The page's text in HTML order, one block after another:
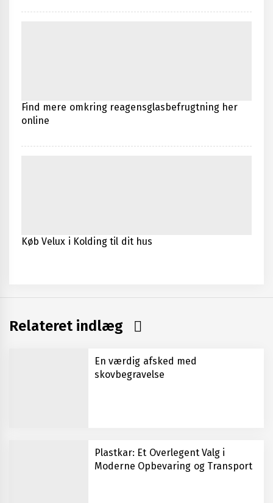
Find mere omkring reagensglasbefrugtning her
online
Køb Velux i Kolding til dit hus
Relateret indlæg
En værdig afsked med
skovbegravelse
Plastkar: Et Overlegent Valg i
Moderne Opbevaring og Transport